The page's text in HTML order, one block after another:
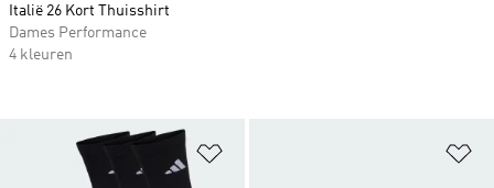
Italië 26 Kort Thuisshirt
Dames Performance
4 kleuren